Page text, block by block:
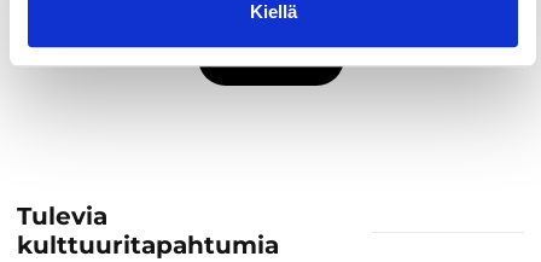
Kiellä
Tulevia
kulttuuritapahtumia